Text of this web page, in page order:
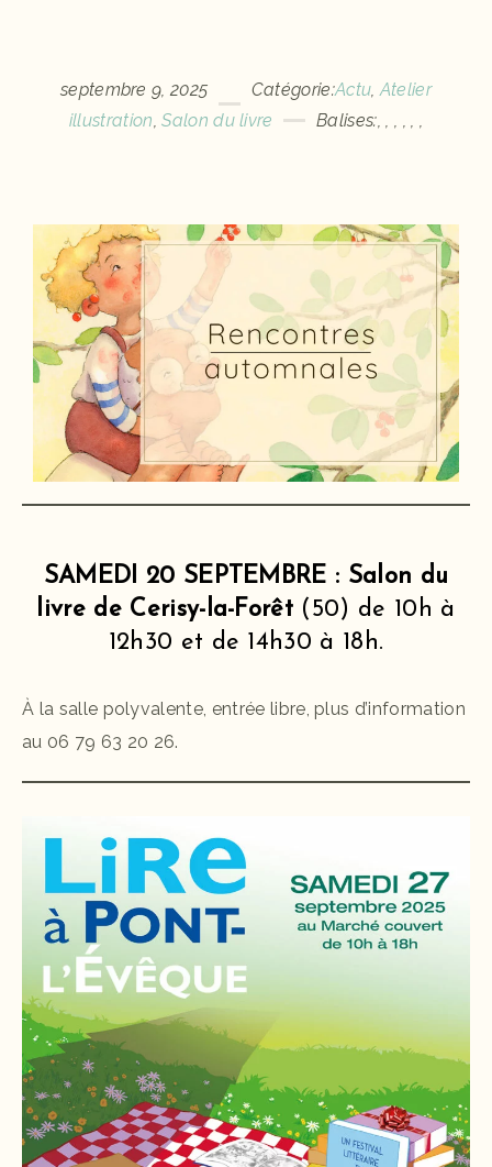
septembre 9, 2025 Catégorie:Actu,Atelier
illustration,Salon du livre Balises:,, , ,, ,
SAMEDI 20 SEPTEMBRE : Salon du
livre de Cerisy-la-Forêt (50) de 10h à
12h30 et de 14h30 à 18h.
À la salle polyvalente, entrée libre, plus d’information
au 06 79 63 20 26.